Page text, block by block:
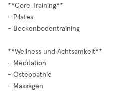
**Core Training**
- Pilates
- Beckenbodentraining
**Wellness und Achtsamkeit**
- Meditation
- Osteopathie
- Massagen